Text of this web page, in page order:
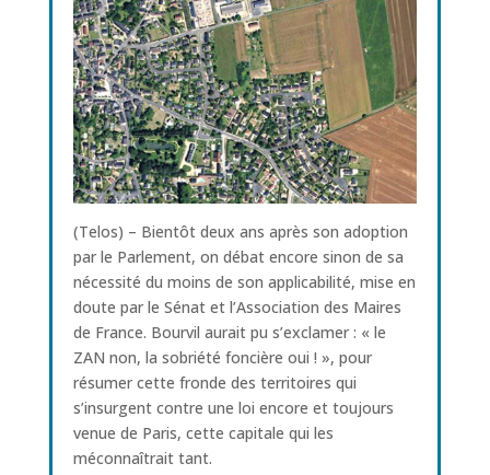
(Telos) – Bientôt deux ans après son adoption
par le Parlement, on débat encore sinon de sa
nécessité du moins de son applicabilité, mise en
doute par le Sénat et l’Association des Maires
de France. Bourvil aurait pu s’exclamer : « le
ZAN non, la sobriété foncière oui ! », pour
résumer cette fronde des territoires qui
s’insurgent contre une loi encore et toujours
venue de Paris, cette capitale qui les
méconnaîtrait tant.